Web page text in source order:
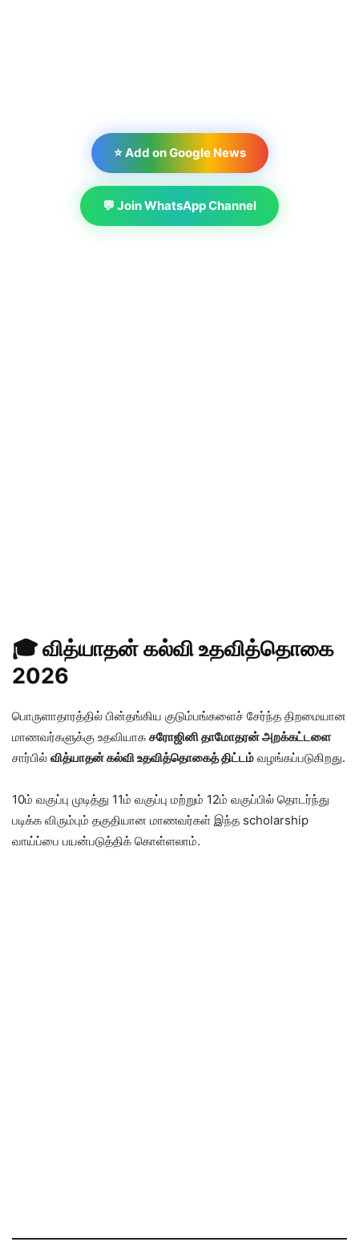
⭐ Add on Google News
💬 Join WhatsApp Channel
🎓 வித்யாதன் கல்வி உதவித்தொகை
2026
பொருளாதாரத்தில் பின்தங்கிய குடும்பங்களைச் சேர்ந்த திறமையான
மாணவர்களுக்கு உதவியாக சரோஜினி தாமோதரன் அறக்கட்டளை
சார்பில் வித்யாதன் கல்வி உதவித்தொகைத் திட்டம் வழங்கப்படுகிறது.
10ம் வகுப்பு முடித்து 11ம் வகுப்பு மற்றும் 12ம் வகுப்பில் தொடர்ந்து
படிக்க விரும்பும் தகுதியான மாணவர்கள் இந்த scholarship
வாய்ப்பை பயன்படுத்திக் கொள்ளலாம்.